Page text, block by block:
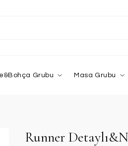
Grubu Masa Grubu
Runner